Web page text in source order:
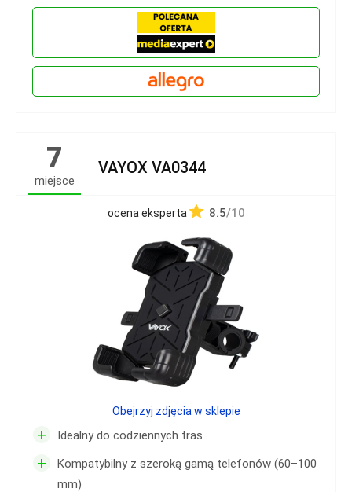
7
miejsce
VAYOX VA0344
ocena eksperta 8.5/10
+ Idealny do codziennych tras
+
Kompatybilny z szeroką gamą telefonów (60–100
mm)
Obejrzyj zdjęcia w sklepie